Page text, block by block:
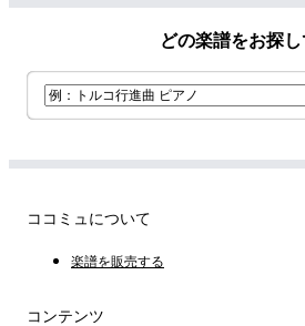
どの楽譜をお探し
ココミュについて
楽譜を販売する
コンテンツ